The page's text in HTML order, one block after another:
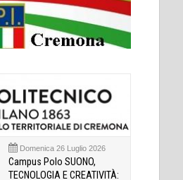
Domenica 26 Luglio 2026
Campus Polo SUONO,
TECNOLOGIA E CREATIVITÀ: